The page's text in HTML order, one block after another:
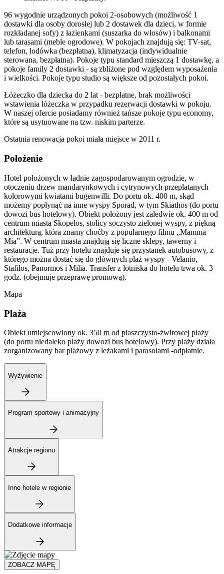
96 wygodnie urządzonych pokoi 2-osobowych (możliwość 1
dostawki dla osoby dorosłej lub 2 dostawek dla dzieci, w formie
rozkładanej sofy) z łazienkami (suszarka do włosów) i balkonami
lub tarasami (meble ogrodowe). W pokojach znajdują się: TV-sat,
telefon, lodówka (bezpłatna), klimatyzacja (indywidualnie
sterowana, bezpłatna). Pokoje typu standard mieszczą 1 dostawkę, a
pokoje family 2 dostawki - są zbliżone pod względem wyposażenia
i wielkości. Pokoje typu studio są większe od pozostałych pokoi.
Łóżeczko dla dziecka do 2 lat - bezpłatne, brak możliwości
wstawienia łóżeczka w przypadku rezerwacji dostawki w pokoju.
W naszej ofercie posiadamy również tańsze pokoje typu economy,
które są usytuowane na tzw. niskim parterze.
Ostatnia renowacja pokoi miała miejsce w 2011 r.
Położenie
Hotel położonych w ładnie zagospodarowanym ogrodzie, w
otoczeniu drzew mandarynkowych i cytrynowych przeplatanych
kolorowymi kwiatami bugenwilli. Do portu ok. 400 m, skąd
możemy popłynąć na inne wyspy Sporad, w tym Skiathos (do portu
dowozi bus hotelowy). Obiekt położony jest zaledwie ok. 400 m od
centrum miasta Skopelos, stolicy soczysto zielonej wyspy, z piękną
architekturą, która znamy choćby z popularnego filmu „Mamma
Mia”. W centrum miasta znajdują się liczne sklepy, tawerny i
restauracje. Tuż przy hotelu znajduje się przystanek autobusowy, z
którego można dostać się do głównych plaż wyspy - Velanio,
Stafilos, Panormos i Milia. Transfer z lotniska do hotelu trwa ok. 3
godz. (obejmuje przeprawę promową).
Mapa
Plaża
Obiekt umiejscowiony ok. 350 m od piaszczysto-żwirowej plaży
(do portu niedaleko plaży dowozi bus hotelowy). Przy plaży działa
zorganizowany bar plażowy z leżakami i parasolami -odpłatnie.
Wyżywienie
Program sportowy i animacyjny
Atrakcje regionu
Inne hotele w regionie
Dodatkowe informacje
ZOBACZ MAPĘ